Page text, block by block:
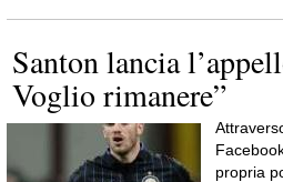
Santon lancia
Voglio rimanere”
propria